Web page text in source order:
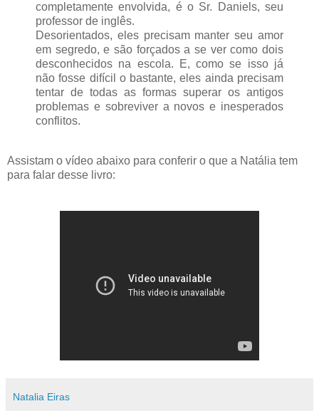
completamente envolvida, é o Sr. Daniels, seu
professor de inglês.
Desorientados, eles precisam manter seu amor
em segredo, e são forçados a se ver como dois
desconhecidos na escola. E, como se isso já
não fosse difícil o bastante, eles ainda precisam
tentar de todas as formas superar os antigos
problemas e sobreviver a novos e inesperados
conflitos.
Assistam o vídeo abaixo para conferir o que a Natália tem
para falar desse livro:
Natalia Eiras